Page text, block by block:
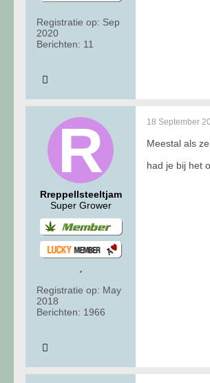
Registratie op: Sep
2020
Berichten: 11
Rreppellsteeltjam
Super Grower
Registratie op: May
2018
Berichten: 1966
18 September
Meestal als
had je bij het